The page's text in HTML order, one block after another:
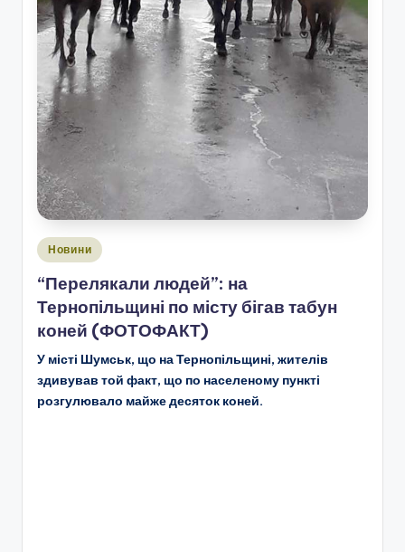
Опубліковано
Новини
“Перелякали людей”: на
Тернопільщині по місту бігав табун
коней (ФОТОФАКТ)
У місті Шумськ, що на Тернопільщині, жителів
здивував той факт, що по населеному пункті
розгулювало майже десяток коней.